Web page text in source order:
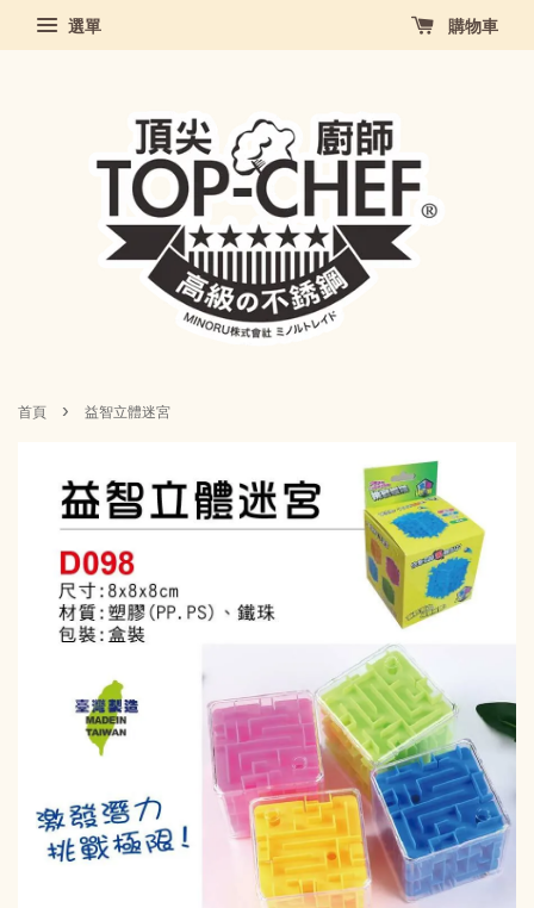
選單 購物車
首頁 › 益智立體迷宮